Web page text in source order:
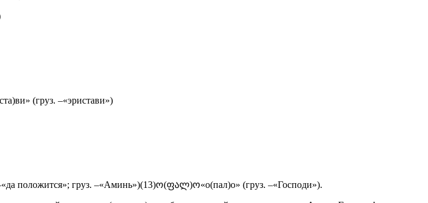
(груз. –«эристави»)
положится»; груз. –«Аминь»)(13)ო(ფალ)ო«о(пал)о» (груз. –«Господи»).